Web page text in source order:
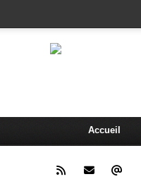
Accueil